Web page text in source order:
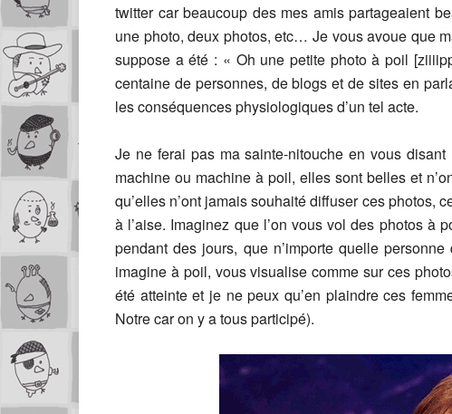
twitter car beaucoup des mes amis partageaient
une photo, deux photos, etc… Je vous avoue que
suppose a été : « Oh une petite photo à poil
centaine de personnes, de blogs et de sites en
les conséquences physiologiques d’un tel acte.
Je ne ferai pas ma sainte-nitouche en vous
machine ou machine à poil, elles sont belles et
qu’elles n’ont jamais souhaité diffuser ces photos,
à l’aise. Imaginez que l’on vous vol des photos
pendant des jours, que n’importe quelle
imagine à poil, vous visualise comme sur ces
été atteinte et je ne peux qu’en plaindre ces
Notre car on y a tous participé).